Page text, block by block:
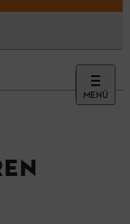
MENÜ